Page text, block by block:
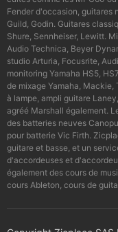
Fender d'occasion, guitares
Guild, Godin. Guitares
Shure, Sennheiser, Lewitt.
Audio Technica, Beyer
studio Arturia, Focusrite,
monitoring Yamaha HS5,
de mixage Yamaha,
à lampe, ampli guitare
agréé Marshall également.
des batteries neuves
pour batterie Vic Firth.
guitare et basse, et un
d'accordeuses et
également des cours de
cours Ableton, cours de